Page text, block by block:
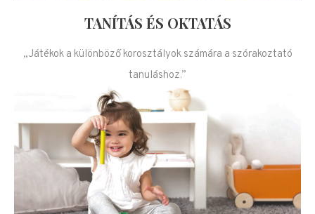
TANÍTÁS ÉS OKTATÁS
„Játékok a különböző korosztályok számára a szórakoztató
tanuláshoz.”